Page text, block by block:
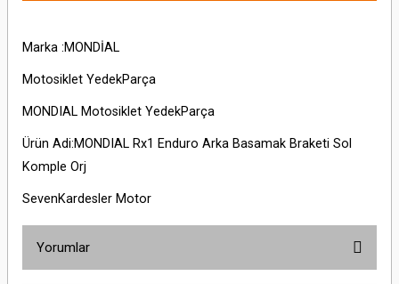
Marka :MONDİAL
Motosiklet YedekParça
MONDIAL Motosiklet YedekParça
Ürün Adi:MONDIAL Rx1 Enduro Arka Basamak Braketi Sol
Komple Orj
SevenKardesler Motor
Yorumlar